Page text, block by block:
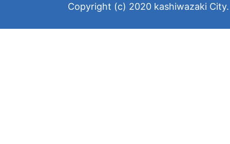
Copyright (c) 2020 kashiwazaki